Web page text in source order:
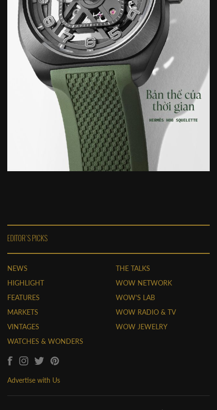
EDITOR'S PICKS
NEWS
HIGHLIGHT
FEATURES
MARKETS
VINTAGES
WATCHES & WONDERS
THE TALKS
WOW NETWORK
WOW'S LAB
WOW RADIO & TV
WOW JEWELRY
Advertise with Us